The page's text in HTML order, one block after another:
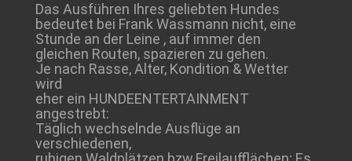
Das Ausführen Ihres geliebten Hundes
bedeutet bei Frank Wassmann nicht, eine
Stunde an der Leine , auf immer den
gleichen Routen, spazieren zu gehen.
Je nach Rasse, Alter, Kondition & Wetter
wird
eher ein HUNDEENTERTAINMENT
angestrebt:
Täglich wechselnde Ausflüge an
verschiedenen,